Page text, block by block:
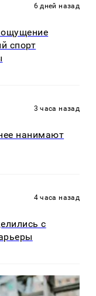
6 дней назад
ощущение
спорт
3 часа назад
нанимают
4 часа назад
с